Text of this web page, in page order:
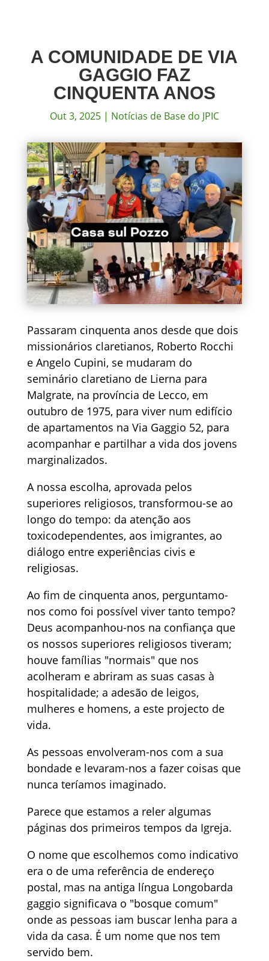
A COMUNIDADE DE VIA
GAGGIO FAZ
CINQUENTA ANOS
Out 3, 2025| Notícias de Base do JPIC
Passaram cinquenta anos desde que dois
missionários claretianos, Roberto Rocchi
e Angelo Cupini, se mudaram do
seminário claretiano de Lierna para
Malgrate, na província de Lecco, em
outubro de 1975, para viver num edifício
de apartamentos na Via Gaggio 52, para
acompanhar e partilhar a vida dos jovens
marginalizados.
A nossa escolha, aprovada pelos
superiores religiosos, transformou-se ao
longo do tempo: da atenção aos
toxicodependentes, aos imigrantes, ao
diálogo entre experiências civis e
religiosas.
Ao fim de cinquenta anos, perguntamo-
nos como foi possível viver tanto tempo?
Deus acompanhou-nos na confiança que
os nossos superiores religiosos tiveram;
houve famílias "normais" que nos
acolheram e abriram as suas casas à
hospitalidade; a adesão de leigos,
mulheres e homens, a este projecto de
vida.
As pessoas envolveram-nos com a sua
bondade e levaram-nos a fazer coisas que
nunca teríamos imaginado.
Parece que estamos a reler algumas
páginas dos primeiros tempos da Igreja.
O nome que escolhemos como indicativo
era o de uma referência de endereço
postal, mas na antiga língua Longobarda
gaggio significava o "bosque comum"
onde as pessoas iam buscar lenha para a
vida da casa. É um nome que nos tem
servido bem.